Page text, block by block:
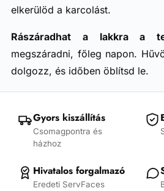
elkerülöd a karcolást.
Rászáradhat a lakkra a
megszáradni, főleg napon.
dolgozz, és időben öblítsd le.
Gyors kiszállítás
Csomagpontra és
házhoz
Hivatalos forgalmazó
Eredeti ServFaces